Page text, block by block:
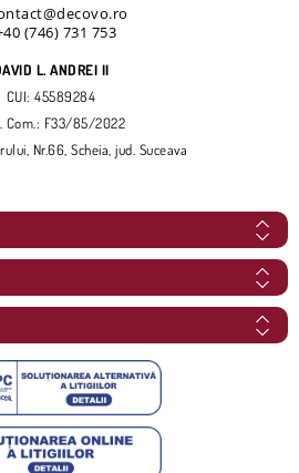
(746) 731 753
L. ANDREI II
CUI: 45589284
Com.: F33/85/2022
Nr.66, Scheia, jud. Suceava